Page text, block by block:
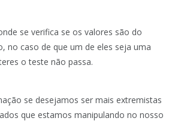
se verifica se os valores são do
no caso de que um de eles seja uma
o teste não passa.
se desejamos ser mais extremistas
que estamos manipulando no nosso